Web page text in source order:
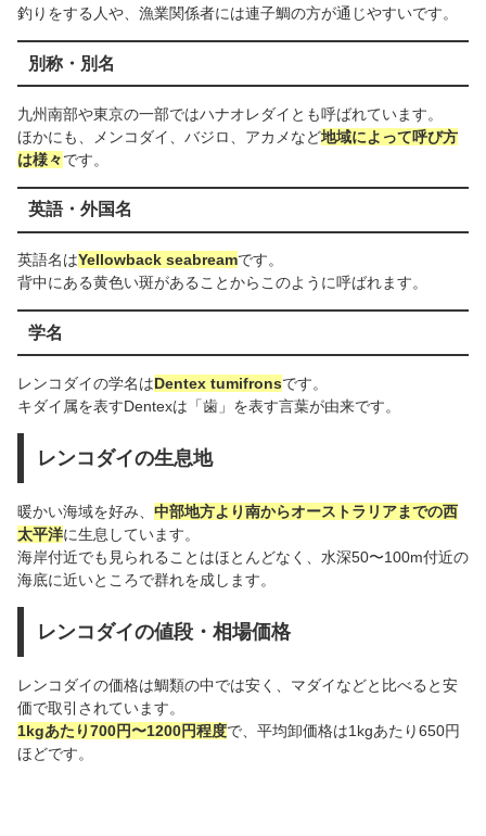
釣りをする人や、漁業関係者には連子鯛の方が通じやすいです。
別称・別名
九州南部や東京の一部ではハナオレダイとも呼ばれています。
ほかにも、メンコダイ、バジロ、アカメなど地域によって呼び方
は様々です。
英語・外国名
英語名はYellowback seabreamです。
背中にある黄色い斑があることからこのように呼ばれます。
学名
レンコダイの学名はDentex tumifronsです。
キダイ属を表すDentexは「歯」を表す言葉が由来です。
レンコダイの生息地
暖かい海域を好み、 中部地方より南からオーストラリアまでの西
太平洋に生息しています。
海岸付近でも見られることはほとんどなく、水深50〜100m付近の
海底に近いところで群れを成します。
レンコダイの値段・相場価格
レンコダイの価格は鯛類の中では安く、マダイなどと比べると安
価で取引されています。
1kgあたり700円〜1200円程度で、平均卸価格は1kgあたり650円
ほどです。